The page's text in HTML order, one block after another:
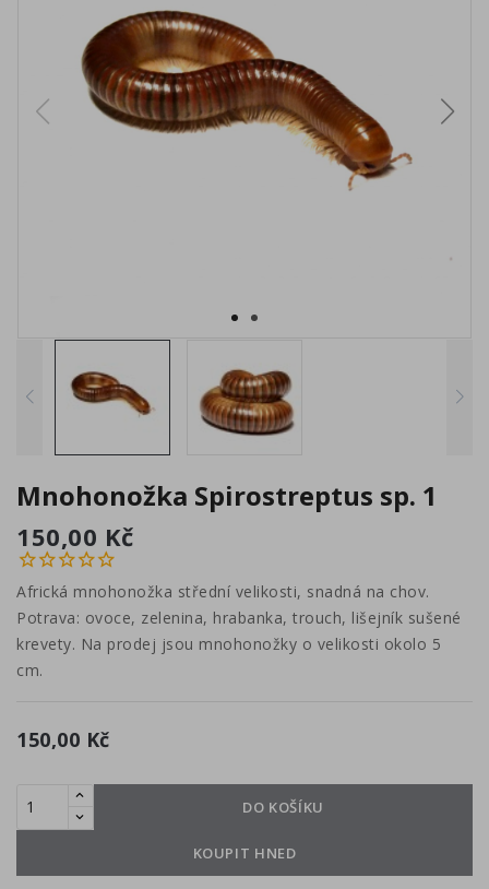
Mnohonožka Spirostreptus sp. 1
150,00 Kč
Africká mnohonožka střední velikosti, snadná na chov.
Potrava: ovoce, zelenina, hrabanka, trouch, lišejník sušené
krevety. Na prodej jsou mnohonožky o velikosti okolo 5
cm.
150,00 Kč
DO KOŠÍKU
KOUPIT HNED